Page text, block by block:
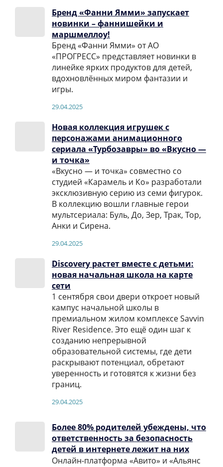
Бренд «Фанни Ямми» запускает
новинки – фаннишейки и
маршмеллоу!
Бренд «Фанни Ямми» от АО
«ПРОГРЕСС» представляет новинки в
линейке ярких продуктов для детей,
вдохновлённых миром фантазии и
игры.
29.04.2025
Новая коллекция игрушек с
персонажами анимационного
сериала «Турбозавры» во «Вкусно —
и точка»
«Вкусно — и точка» совместно со
студией «Карамель и Ко» разработали
эксклюзивную серию из семи фигурок.
В коллекцию вошли главные герои
мультсериала: Буль, До, Зер, Трак, Тор,
Анки и Сирена.
29.04.2025
Discovery растет вместе с детьми:
новая начальная школа на карте
сети
1 сентября свои двери откроет новый
кампус начальной школы в
премиальном жилом комплексе Savvin
River Residence. Это ещё один шаг к
созданию непрерывной
образовательной системы, где дети
раскрывают потенциал, обретают
уверенность и готовятся к жизни без
границ.
29.04.2025
Более 80% родителей убеждены, что
ответственность за безопасность
детей в интернете лежит на них
Онлайн-платформа «Авито» и «Альянс